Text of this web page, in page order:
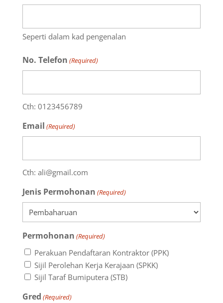
Seperti dalam kad pengenalan
No. Telefon (Required)
Cth: 0123456789
Email (Required)
Cth: ali@gmail.com
Jenis Permohonan (Required)
Permohonan (Required)
Perakuan Pendaftaran Kontraktor (PPK)
Sijil Perolehan Kerja Kerajaan (SPKK)
Sijil Taraf Bumiputera (STB)
Gred (Required)